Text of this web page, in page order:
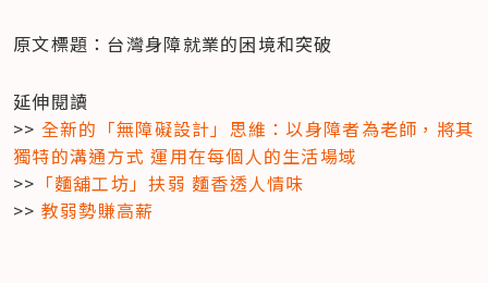
原文標題：台灣身障就業的困境和突破
延伸閱讀
>> 全新的「無障礙設計」思維：以身障者為老師，將其
獨特的溝通方式 運用在每個人的生活場域
>> 「麵舖工坊」扶弱 麵香透人情味
>> 教弱勢賺高薪